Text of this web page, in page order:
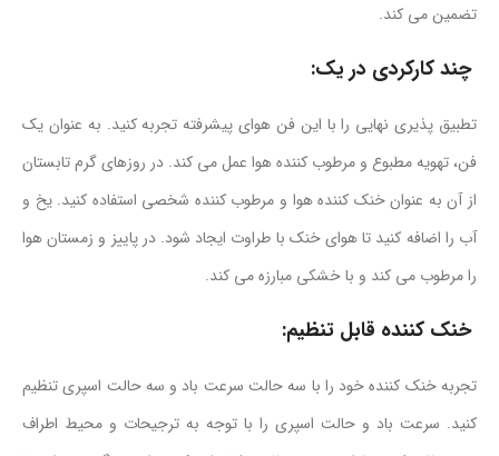
تضمین می کند.
چند کارکردی در یک:
تطبیق پذیری نهایی را با این فن هوای پیشرفته تجربه کنید. به عنوان یک
فن، تهویه مطبوع و مرطوب کننده هوا عمل می کند. در روزهای گرم تابستان
از آن به عنوان خنک کننده هوا و مرطوب کننده شخصی استفاده کنید. یخ و
آب را اضافه کنید تا هوای خنک با طراوت ایجاد شود. در پاییز و زمستان هوا
را مرطوب می کند و با خشکی مبارزه می کند.
خنک کننده قابل تنظیم:
تجربه خنک کننده خود را با سه حالت سرعت باد و سه حالت اسپری تنظیم
کنید. سرعت باد و حالت اسپری را با توجه به ترجیحات و محیط اطراف